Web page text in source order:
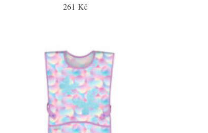
261 Kč